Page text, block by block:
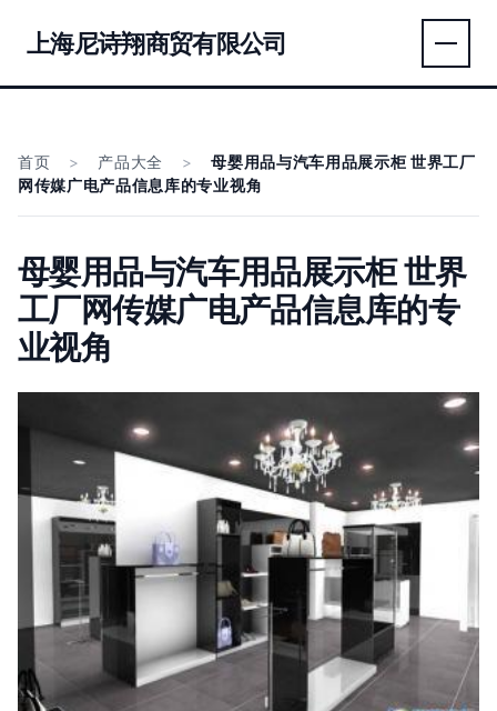
上海尼诗翔商贸有限公司
首页 > 产品大全 >
母婴用品与汽车用品展示柜 世界工厂
网传媒广电产品信息库的专业视角
母婴用品与汽车用品展示柜 世界
工厂网传媒广电产品信息库的专
业视角